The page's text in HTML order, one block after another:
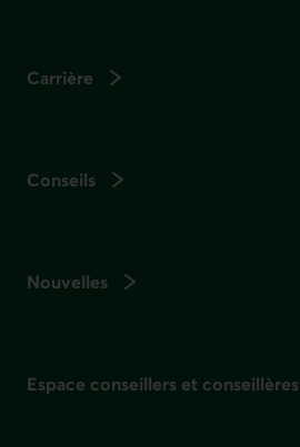
Carrière
Conseils
Nouvelles
Espace conseillers et conseillères